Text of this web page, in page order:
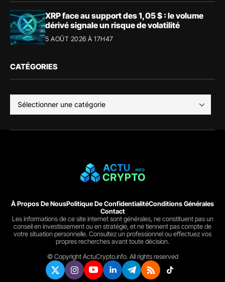
XRP face au support des 1,05 $ : le volume
dérivé signale un risque de volatilité
5 AOÛT 2026 À 17H47
CATÉGORIES
À Propos De NousPolitique De ConfidentialitéConditions Générales
Contact
Les informations de ce site internet sont générales, ne constituent pas un
conseil en investissement ou en stratégie, et ne tiennent pas compte de
votre situation personnelle. Consultez un professionnel ou effectuez vos
propres recherches avant toute décision.
© Copyright ActuCrypto.info. All rights reserved